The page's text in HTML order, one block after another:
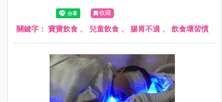
食物美味，所以改不掉，結果演變成常常脹氣或肚子痛。
收藏
關鍵字： 寶寶飲食 、 兒童飲食 、 腸胃不適 、 飲食壞習慣